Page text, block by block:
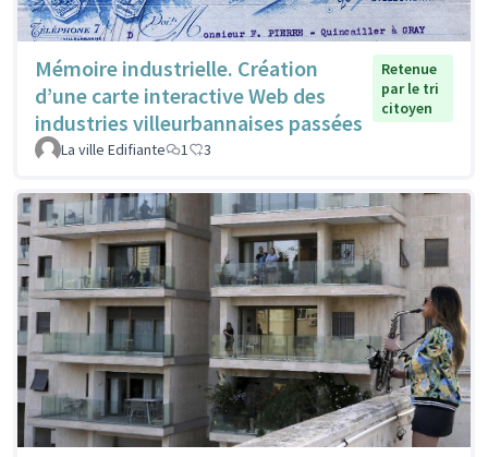
Mémoire industrielle. Création
d’une carte interactive Web des
industries villeurbannaises passées
Retenue
par le tri
citoyen
La ville Edifiante 1 3